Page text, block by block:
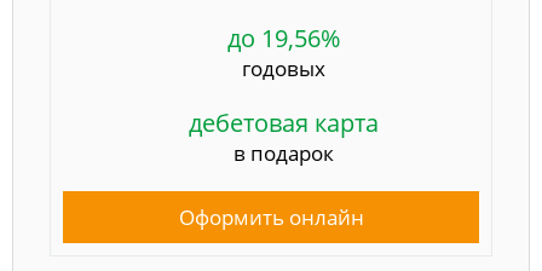
до 19,56%
годовых
дебетовая карта
в подарок
Оформить онлайн